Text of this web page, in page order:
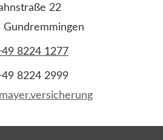
22
Gundremmingen
8224 1277
8224 2999